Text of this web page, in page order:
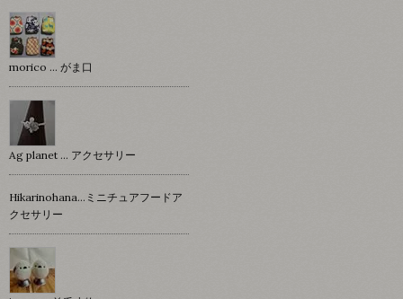
morico … がま口
Ag planet … アクセサリー
Hikarinohana…ミニチュアフードア
クセサリー